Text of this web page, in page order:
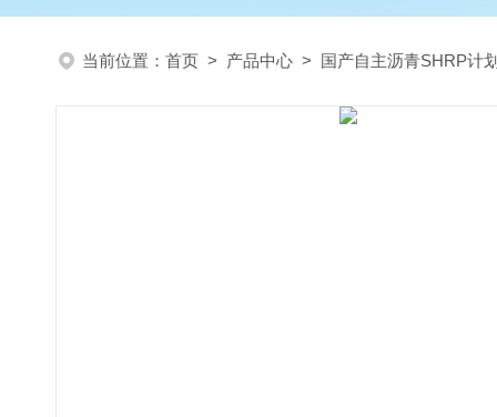
当前位置： 首页 > 产品中心 > 国产自主沥青SHRP计